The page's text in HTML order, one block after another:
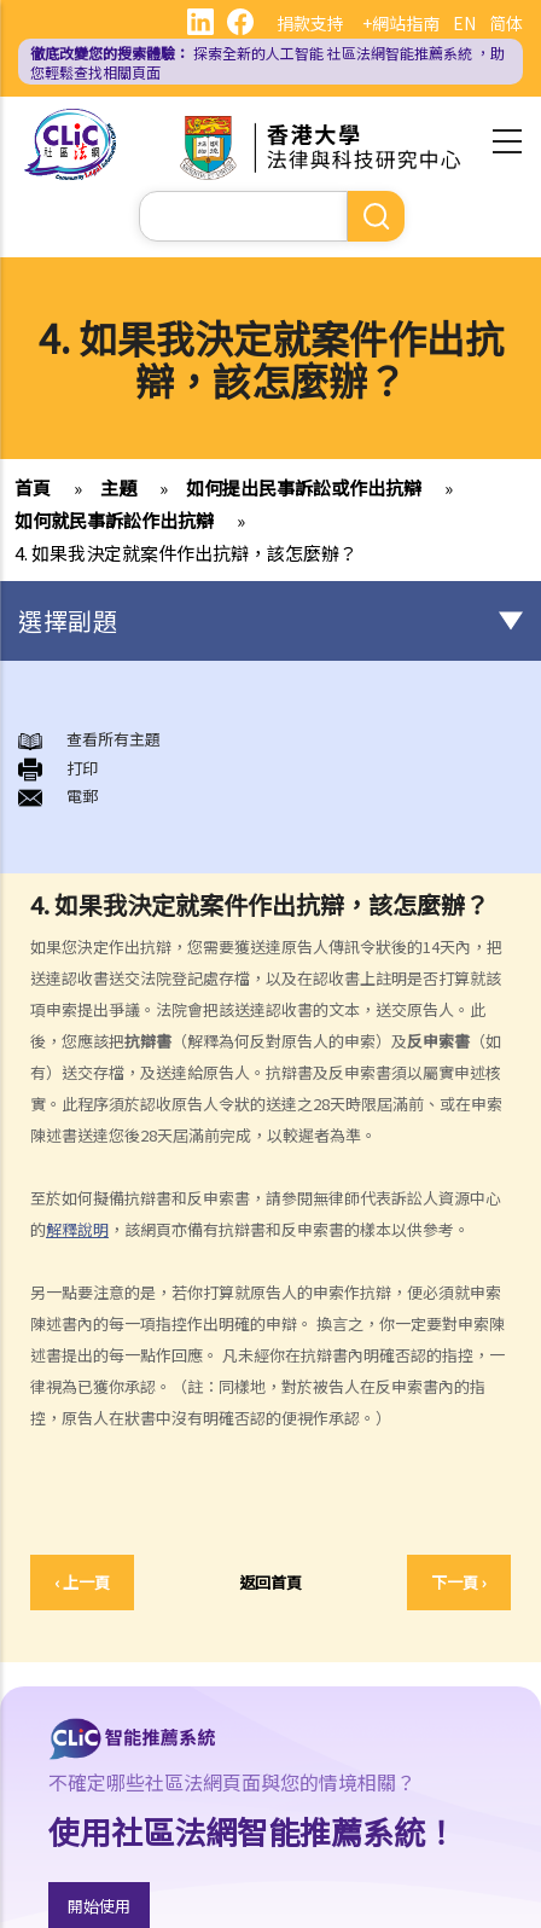
內
EN 简体
捐款支持 +網站指南
徹底改變您的搜索體驗： 探索全新的人工智能社區法網智能推薦系統 ，助
您輕鬆查找相關頁面
Search
4. 如果我決定就案件作出抗
辯，該怎麼辦？
首頁 » 主題 » 如何提出民事訴訟或作出抗辯
»
如何就民事訴訟作出抗辯
»
4. 如果我決定就案件作出抗辯，該怎麼辦？
4. 如果我決定就案件作出抗辯，該怎麼辦？
如果您決定作出抗辯，您需要獲送達原告人傳訊令狀後的14天內，把
送達認收書送交法院登記處存檔，以及在認收書上註明是否打算就該
項申索提出爭議。法院會把該送達認收書的文本，送交原告人。此
後，您應該把抗辯書 （解釋為何反對原告人的申索）及反申索書 （如
有）送交存檔，及送達給原告人。抗辯書及反申索書須以屬實申述核
實。此程序須於認收原告人令狀的送達之28天時限屆滿前、或在申索
陳述書送達您後28天屆滿前完成，以較遲者為準。
至於如何擬備抗辯書和反申索書，請參閱無律師代表訴訟人資源中心
的解釋說明 ，該網頁亦備有抗辯書和反申索書的樣本以供參考。
另一點要注意的是，若你打算就原告人的申索作抗辯，便必須就申索
陳述書內的每一項指控作出明確的申辯。 換言之，你一定要對申索陳
述書提出的每一點作回應。 凡未經你在抗辯書內明確否認的指控，一
律視為已獲你承認。（註：同樣地，對於被告人在反申索書內的指
控，原告人在狀書中沒有明確否認的便視作承認。）
‹ 上一頁 返回首頁 下一頁 ›
選擇副題
展開民事訴訟前應當考慮的事項
1. 我可以不提出訴訟而解決糾紛嗎？
2. 我是否有充分的法律理據去展開民事訴訟？對方又可否在同一案件中
律協助）？
5. 我有能力支付有關法律開支嗎？
1. 為甚麼即使我贏了官司，並且法院已經命令對方支付我的律師費用，
我的律師費用也不能全額報銷？
2. 法院是否必須命令敗訴一方全額支付勝訴一方的律師費用？ 有甚麼原
因會導致法院作出不同的命令？
6. 我有時間應付訴訟嗎？
8. 如果我要展開民事訴訟，將要面對甚麼風險？我能否承受這些風險？
9. 如果我不介意花費時間和金錢，即使我的案件的法律理據很弱，我是
10. 在一般民事訴訟中可以作出甚麼申索？ 未經算定的損害賠償有哪些
例子？ 除了一筆過賠償（經算定或未經算定）外，在民事訴訟中是否還
有其他的申索？
11. 哪些民事案件的資料可以公開？ 是否所有證據、文件或證人陳述書
都可供公眾查閱？
3. 區域法院會處理甚麼民事案件？
4. 高等法院原訟法庭會處理甚麼民事案件？
1. 法官會否考慮到無律師代表訴訟人在理解法庭程序方面處於不利地
位，而向他們提供法律意見？
2. 我可以請朋友代表我在法庭上發言嗎？
6. 如果精神上無行為能力的人或未成年人要展開訴訟，該怎麼辦？
7. 如何在區域法院或高等法院向他人展開民事訴訟？
8. 如果我打算在區域法院或高等法院向某人提出訴訟，我應以傳訊令狀
(writ of summons)還是以原訴傳票(originating summons)展開法律程
查看所有主題
打印
電郵
不確定哪些社區法網頁面與您的情境相關？
使用社區法網智能推薦系統！
開始使用